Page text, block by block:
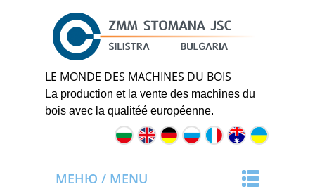
LE MONDE DES MACHINES DU BOIS
La production et la vente des machines du
bois avec la qualitéé européenne.
МЕНЮ / MENU